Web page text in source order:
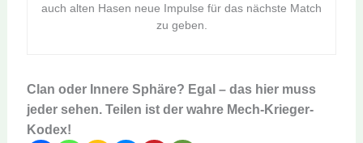
auch alten Hasen neue Impulse für das nächste Match
zu geben.
Clan oder Innere Sphäre? Egal – das hier muss
jeder sehen. Teilen ist der wahre Mech-Krieger-
Kodex!